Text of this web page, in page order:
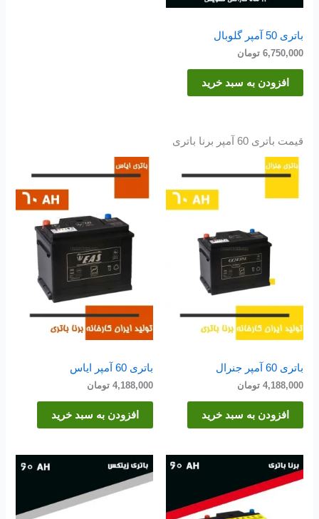
باتری 50 آمپر گلوبال
6,750,000 تومان
افزودن به سبد خرید
قیمت باتری 60 آمپر برنا باتری
باتری 60 آمپر جنرال
4,188,000 تومان
افزودن به سبد خرید
باتری 60 آمپر ایاس
4,188,000 تومان
افزودن به سبد خرید